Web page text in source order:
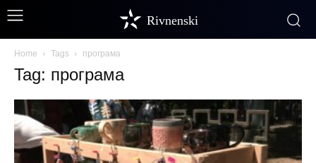
Rivnenski
Home Tags програма
Tag: програма